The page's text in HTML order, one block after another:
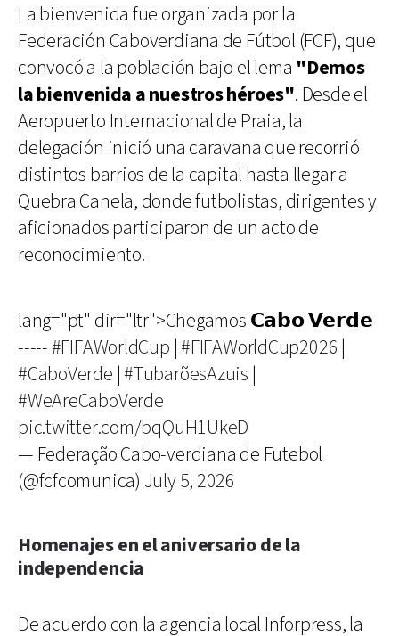
La bienvenida fue organizada por la
Federación Caboverdiana de Fútbol (FCF), que
convocó a la población bajo el lema "Demos
la bienvenida a nuestros héroes". Desde el
Aeropuerto Internacional de Praia, la
delegación inició una caravana que recorrió
distintos barrios de la capital hasta llegar a
Quebra Canela, donde futbolistas, dirigentes y
aficionados participaron de un acto de
reconocimiento.
lang="pt" dir="ltr">Chegamos 𝗖𝗮𝗯𝗼 𝗩𝗲𝗿𝗱𝗲
-----#FIFAWorldCup |#FIFAWorldCup2026
#CaboVerde |#TubarõesAzuis
#WeAreCaboVerde
pic.twitter.com/bqQuH1UkeD
— Federação Cabo-verdiana de Futebol
(@fcfcomunica) July 5, 2026
Homenajes en el aniversario de la
independencia
De acuerdo con la agencia local Inforpress, la